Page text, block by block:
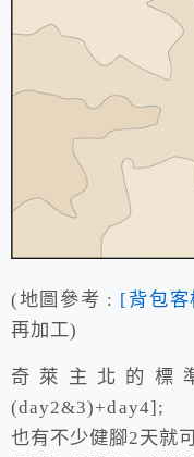
(地圖參考 : [背包客
再加工)
奇萊主北的標
(day2&3)+day4];
也有不少健腳2天就